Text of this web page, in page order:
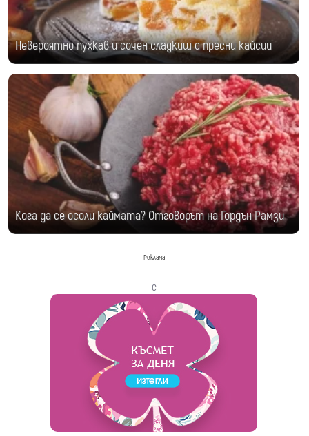
Невероятно пухкав и сочен сладкиш с пресни кайсии
Кога да се осоли каймата? Отговорът на Гордън Рамзи
Реклама
с